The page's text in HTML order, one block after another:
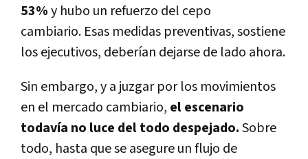
53%y hubo un refuerzo del cepo
cambiario. Esas medidas preventivas, sostiene
los ejecutivos, deberían dejarse de lado ahora.
Sin embargo, y a juzgar por los movimientos
en el mercado cambiario, el escenario
todavía no luce del todo despejado.Sobre
todo, hasta que se asegure un flujo de